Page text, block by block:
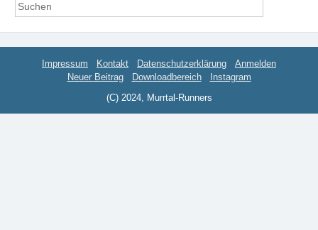
Impressum Kontakt Datenschutzerklärung
Anmelden
Neuer Beitrag
Downloadbereich
Instagram
(C) 2024, Murrtal-Runners